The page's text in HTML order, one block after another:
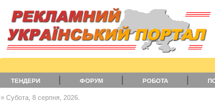
ТЕНДЕРИ ФОРУМ РОБОТА
» Субота, 8 серпня, 2026.